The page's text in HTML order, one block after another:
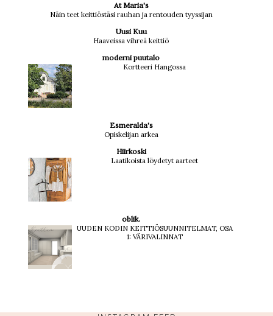
At Maria's
Näin teet keittiöstäsi rauhan ja rentouden tyyssijan
Uusi Kuu
Haaveissa vihreä keittiö
moderni puutalo
Kortteeri Hangossa
Esmeralda's
Opiskelijan arkea
Hiirkoski
Laatikoista löydetyt aarteet
oblik.
UUDEN KODIN KEITTIÖSUUNNITELMAT, OSA
1: VÄRIVALINNAT